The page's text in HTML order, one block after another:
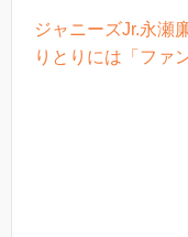
ジャニーズJr.永瀬
りとりには「ファ